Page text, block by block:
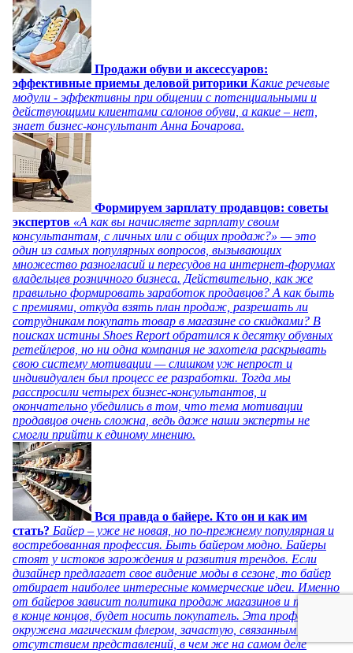
Продажи обуви и аксессуаров:
эффективные приемы деловой риторики Какие речевые
модули - эффективны при общении с потенциальными и
действующими клиентами салонов обуви, а какие – нет,
знает бизнес-консультант Анна Бочарова.
Формируем зарплату продавцов: советы
экспертов «А как вы начисляете зарплату своим
консультантам, с личных или с общих продаж?» — это
один из самых популярных вопросов, вызывающих
множество разногласий и пересудов на интернет-форумах
владельцев розничного бизнеса. Действительно, как же
правильно формировать заработок продавцов? А как быть
с премиями, откуда взять план продаж, разрешать ли
сотрудникам покупать товар в магазине со скидками? В
поисках истины Shoes Report обратился к десятку обувных
ретейлеров, но ни одна компания не захотела раскрывать
свою систему мотивации — слишком уж непрост и
индивидуален был процесс ее разработки. Тогда мы
расспросили четырех бизнес-консультантов, и
окончательно убедились в том, что тема мотивации
продавцов очень сложна, ведь даже наши эксперты не
смогли прийти к единому мнению.
Вся правда о байере. Кто он и как им
стать? Байер – уже не новая, но по-прежнему популярная и
востребованная профессия. Быть байером модно. Байеры
стоят у истоков зарождения и развития трендов. Если
дизайнер предлагает свое видение моды в сезоне, то байер
отбирает наиболее интересные коммерческие идеи. Именно
от байеров зависит политика продаж магазинов и то, что,
в конце концов, будет носить покупатель. Эта профессия
окружена магическим флером, зачастую, связанным с
отсутствием представлений, в чем же на самом деле